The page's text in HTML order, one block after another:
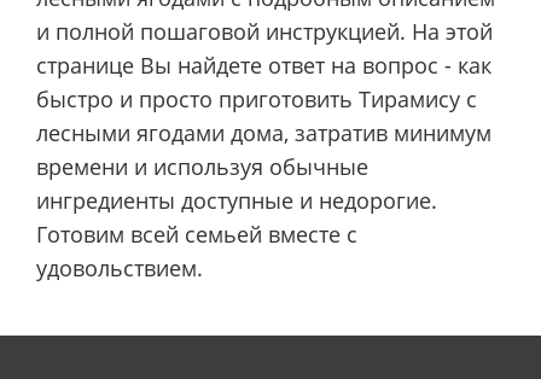
и полной пошаговой инструкцией. На этой
странице Вы найдете ответ на вопрос - как
быстро и просто приготовить Тирамису с
лесными ягодами дома, затратив минимум
времени и используя обычные
ингредиенты доступные и недорогие.
Готовим всей семьей вместе с
удовольствием.